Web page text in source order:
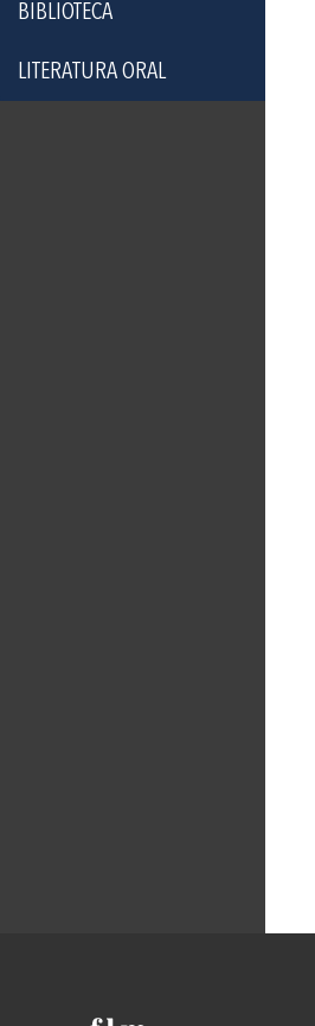
BIBLIOTECA
LITERATURA ORAL